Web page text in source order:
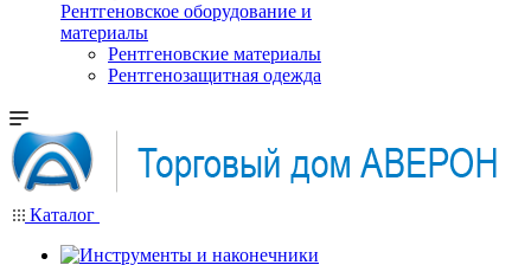
Рентгеновское оборудование и
материалы
Рентгеновские материалы
Рентгенозащитная одежда
Каталог